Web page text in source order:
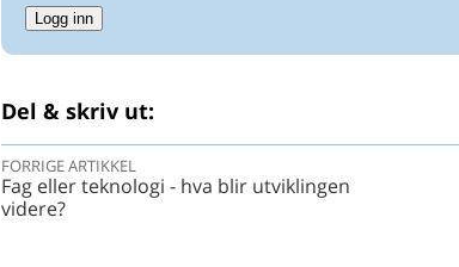
Logg inn
Del & skriv ut:
FORRIGE ARTIKKEL
Fag eller teknologi - hva blir utviklingen
videre?